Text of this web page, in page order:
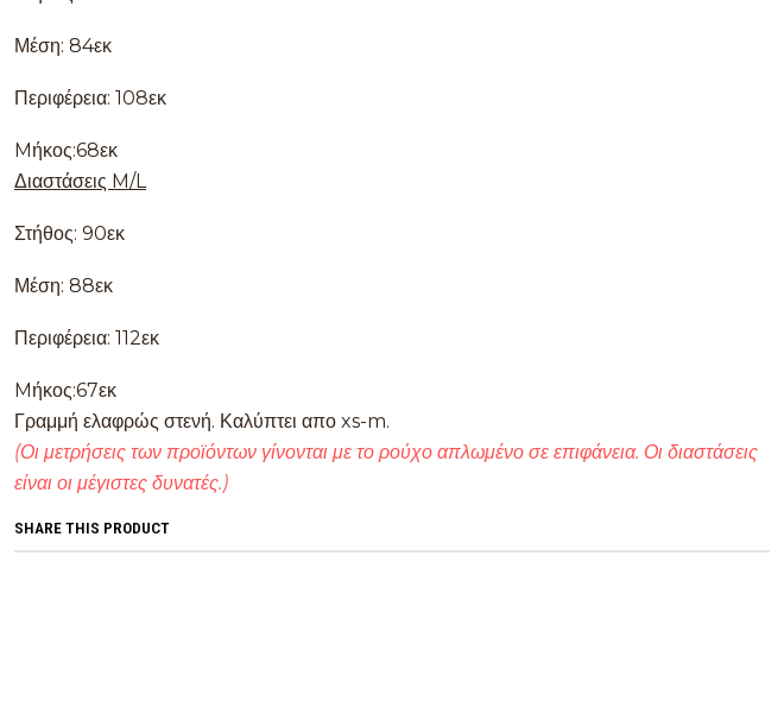
Μέση: 84εκ
Περιφέρεια: 108εκ
Mήκος:68εκ
Διαστάσεις M/L
Στήθος: 90εκ
Μέση: 88εκ
Περιφέρεια: 112εκ
Mήκος:67εκ
Γραμμή ελαφρώς στενή. Καλύπτει απο xs-m.
(Οι μετρήσεις των προϊόντων γίνονται με το ρούχο απλωμένο σε επιφάνεια. Οι διαστάσεις
είναι οι μέγιστες δυνατές.)
SHARE THIS PRODUCT